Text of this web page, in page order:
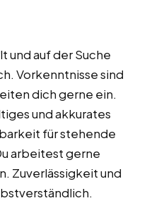
und auf der Suche
Vorkenntnisse sind
dich gerne ein.
und akkurates
für stehende
arbeitest gerne
Zuverlässigkeit und